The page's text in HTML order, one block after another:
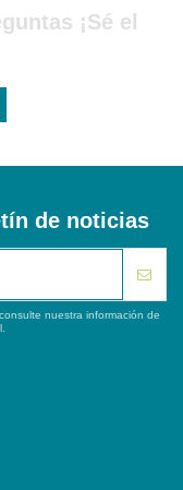
¡Sé el
de noticias
nuestra información de